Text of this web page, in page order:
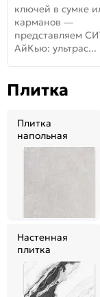
СИТИ ИНТЕГРА
ключей в сумке
карманов —
представляем
АйКью: ультрас...
Плитка
Плитка
напольная
Настенная
плитка